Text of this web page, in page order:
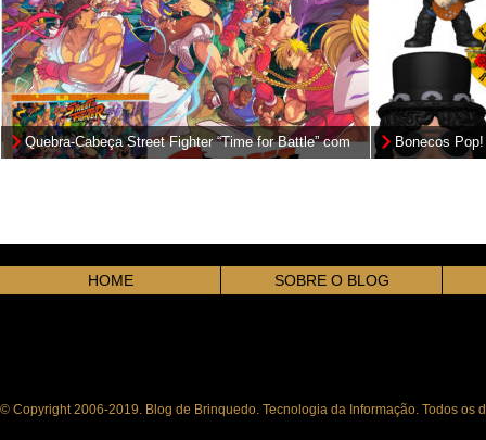
Quebra-Cabeça Street Fighter “Time for Battle” com
1.000 peças
Bonecos
HOME SOBRE O BLOG
© Copyright 2006-2019. Blog de Brinquedo. Tecnologia da Informação. Todos os